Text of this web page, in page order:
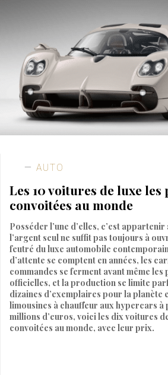
AUTO
Les 10 voitures de luxe les
convoitées au monde
Posséder l’une d’elles, c’est
l’argent seul ne suffit pas toujours à
feutré du luxe automobile
d’attente se comptent en années, les
commandes se ferment avant même les
officielles, et la production se limite
dizaines d’exemplaires pour la planète
limousines à chauffeur aux hypercars à
millions d’euros, voici les dix voitures
convoitées au monde, avec leur prix.